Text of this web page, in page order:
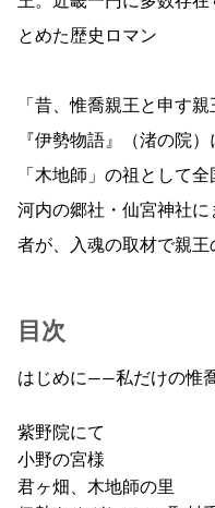
とめた歴史ロマン
「昔、惟喬親王と申す
『伊勢物語』（渚の院
「木地師」の祖として
河内の郷社・仙宮神社
者が、入魂の取材で親王
目次
はじめに――私だけの惟
紫野院にて
小野の宮様
君ヶ畑、木地師の里